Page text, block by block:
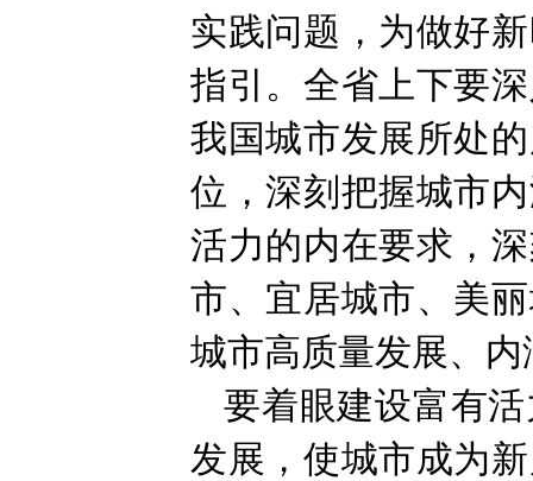
实践问题，为做好
指引。全省上下要
我国城市发展所处
位，深刻把握城市
活力的内在要求，
市、宜居城市、美
城市高质量发展、
要着眼建设富有
发展，使城市成为